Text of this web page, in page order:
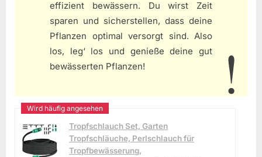
effizient bewässern. Du wirst Zeit
sparen und sicherstellen, dass deine
Pflanzen optimal versorgt sind. Also
los, leg‘ los und genieße deine gut
bewässerten Pflanzen!
Tropfschlauch Set, Garten
Tropfschläuche, Perlschlauch für
Tropfbewässerung,